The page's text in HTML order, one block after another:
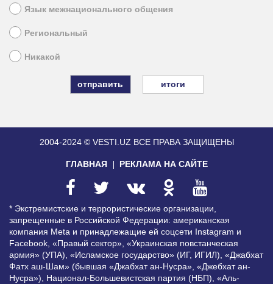
Язык межнационального общения
Региональный
Никакой
итоги
2004-2024 © VESTI.UZ ВСЕ ПРАВА ЗАЩИЩЕНЫ
ГЛАВНАЯ РЕКЛАМА НА САЙТЕ
* Экстремистские и террористические организации,
запрещенные в Российской Федерации: американская
компания Meta и принадлежащие ей соцсети Instagram и
Facebook, «Правый сектор», «Украинская повстанческая
армия» (УПА), «Исламское государство» (ИГ, ИГИЛ), «Джабхат
Фатх аш-Шам» (бывшая «Джабхат ан-Нусра», «Джебхат ан-
Нусра»), Национал-Большевистская партия (НБП), «Аль-